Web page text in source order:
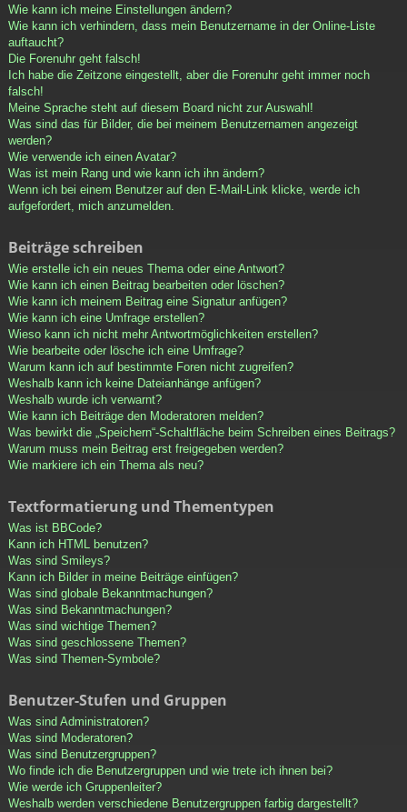
Wie kann ich meine Einstellungen ändern?
Wie kann ich verhindern, dass mein Benutzername in der Online-Liste
auftaucht?
Die Forenuhr geht falsch!
Ich habe die Zeitzone eingestellt, aber die Forenuhr geht immer noch
falsch!
Meine Sprache steht auf diesem Board nicht zur Auswahl!
Was sind das für Bilder, die bei meinem Benutzernamen angezeigt
werden?
Wie verwende ich einen Avatar?
Was ist mein Rang und wie kann ich ihn ändern?
Wenn ich bei einem Benutzer auf den E-Mail-Link klicke, werde ich
aufgefordert, mich anzumelden.
Beiträge schreiben
Wie erstelle ich ein neues Thema oder eine Antwort?
Wie kann ich einen Beitrag bearbeiten oder löschen?
Wie kann ich meinem Beitrag eine Signatur anfügen?
Wie kann ich eine Umfrage erstellen?
Wieso kann ich nicht mehr Antwortmöglichkeiten erstellen?
Wie bearbeite oder lösche ich eine Umfrage?
Warum kann ich auf bestimmte Foren nicht zugreifen?
Weshalb kann ich keine Dateianhänge anfügen?
Weshalb wurde ich verwarnt?
Wie kann ich Beiträge den Moderatoren melden?
Was bewirkt die „Speichern“-Schaltfläche beim Schreiben eines Beitrags?
Warum muss mein Beitrag erst freigegeben werden?
Wie markiere ich ein Thema als neu?
Textformatierung und Thementypen
Was ist BBCode?
Kann ich HTML benutzen?
Was sind Smileys?
Kann ich Bilder in meine Beiträge einfügen?
Was sind globale Bekanntmachungen?
Was sind Bekanntmachungen?
Was sind wichtige Themen?
Was sind geschlossene Themen?
Was sind Themen-Symbole?
Benutzer-Stufen und Gruppen
Was sind Administratoren?
Was sind Moderatoren?
Was sind Benutzergruppen?
Wo finde ich die Benutzergruppen und wie trete ich ihnen bei?
Wie werde ich Gruppenleiter?
Weshalb werden verschiedene Benutzergruppen farbig dargestellt?